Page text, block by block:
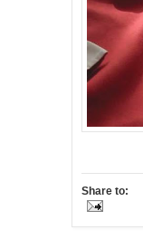
Share to: